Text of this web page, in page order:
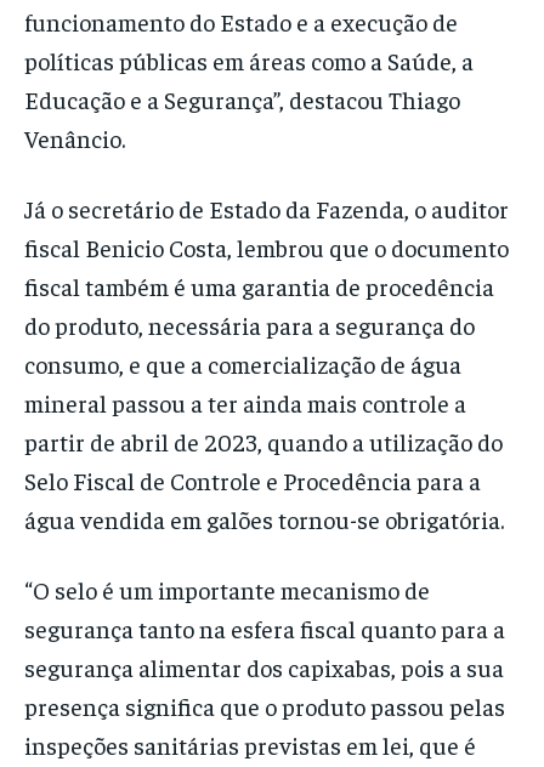
funcionamento do Estado e a execução de
políticas públicas em áreas como a Saúde, a
Educação e a Segurança”, destacou Thiago
Venâncio.
Já o secretário de Estado da Fazenda, o auditor
fiscal Benicio Costa, lembrou que o documento
fiscal também é uma garantia de procedência
do produto, necessária para a segurança do
consumo, e que a comercialização de água
mineral passou a ter ainda mais controle a
partir de abril de 2023, quando a utilização do
Selo Fiscal de Controle e Procedência para a
água vendida em galões tornou-se obrigatória.
“O selo é um importante mecanismo de
segurança tanto na esfera fiscal quanto para a
segurança alimentar dos capixabas, pois a sua
presença significa que o produto passou pelas
inspeções sanitárias previstas em lei, que é